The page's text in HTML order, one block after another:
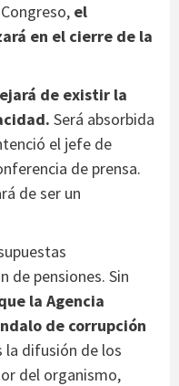
el
en el cierre de la
de existir la
Será absorbida
el jefe de
de prensa.
de ser un
de pensiones. Sin
la Agencia
de corrupción
la difusión de los
del organismo,